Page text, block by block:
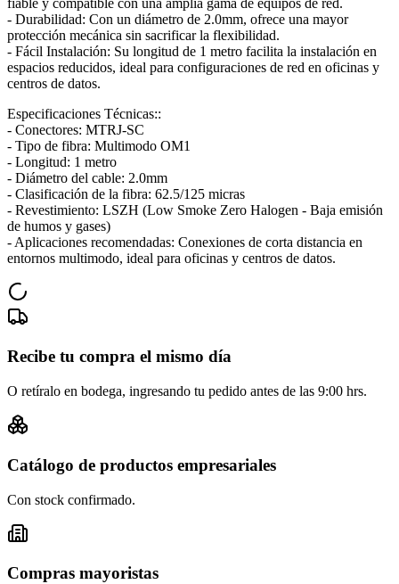
- Durabilidad: Con un diámetro de 2.0mm, ofrece una mayor
protección mecánica sin sacrificar la flexibilidad.
- Fácil Instalación: Su longitud de 1 metro facilita la instalación en
espacios reducidos, ideal para configuraciones de red en oficinas y
centros de datos.
Especificaciones Técnicas::
- Conectores: MTRJ-SC
- Tipo de fibra: Multimodo OM1
- Longitud: 1 metro
- Diámetro del cable: 2.0mm
- Clasificación de la fibra: 62.5/125 micras
- Revestimiento: LSZH (Low Smoke Zero Halogen - Baja emisión
de humos y gases)
- Aplicaciones recomendadas: Conexiones de corta distancia en
entornos multimodo, ideal para oficinas y centros de datos.
Recibe tu compra el mismo día
O retíralo en bodega, ingresando tu pedido antes de las 9:00 hrs.
Catálogo de productos empresariales
Con stock confirmado.
Compras mayoristas